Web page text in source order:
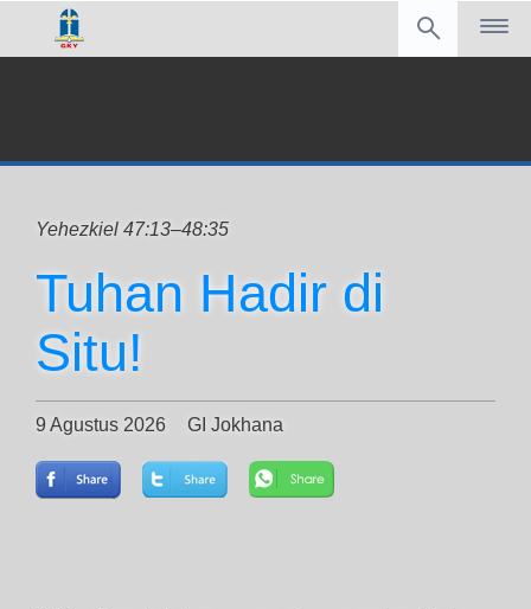
Yehezkiel 47:13–48:35
Tuhan Hadir di
Situ!
9 Agustus 2026 GI Jokhana